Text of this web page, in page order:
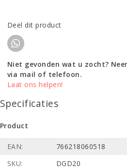
Deel dit product
Niet gevonden wat u zocht?
via mail of telefoon.
Laat ons helpen!
Specificaties
Product
EAN:
766218060518
SKU:
DGD20